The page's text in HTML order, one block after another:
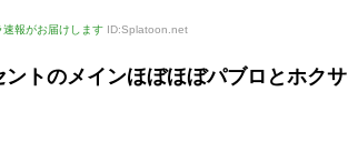
速報がお届けします ID:Splatoon.net
ントのメインほぼほぼパブロとホク